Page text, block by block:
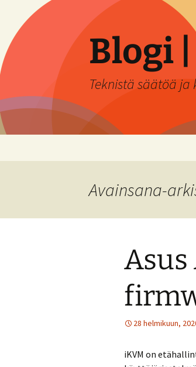
sisältöön
Blogi
Teknistä säätöä
Avainsana-
Asus
28 helmikuun,
iKVM on